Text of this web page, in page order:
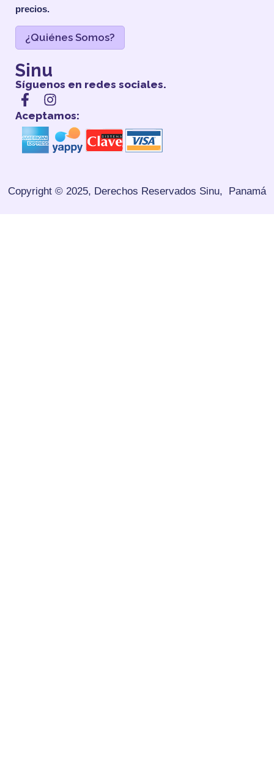
precios.
¿Quiénes Somos?
Sinu
Síguenos en redes sociales.
Aceptamos:
Copyright © 2025, Derechos Reservados Sinu, Panamá